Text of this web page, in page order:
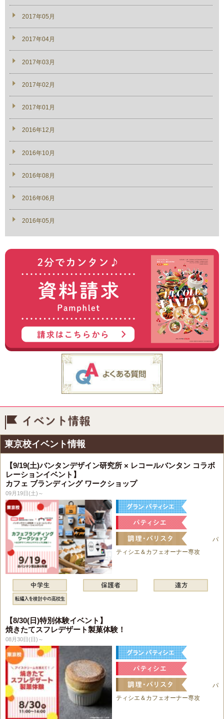
2017年05月
2017年04月
2017年03月
2017年02月
2017年01月
2016年12月
2016年10月
2016年08月
2016年06月
2016年05月
東京校イベント情報
【9/19(土)バンタンデザイン研究所 × レコールバンタン コラボ
レーションイベント】
カフェ ブランディング ワークショップ
09月19日(土)～
パ
ティシエ＆カフェオーナー専攻
【8/30(日)特別体験イベント】
焼きたてスフレデザート製菓体験！
08月30日(日)～
パ
ティシエ＆カフェオーナー専攻